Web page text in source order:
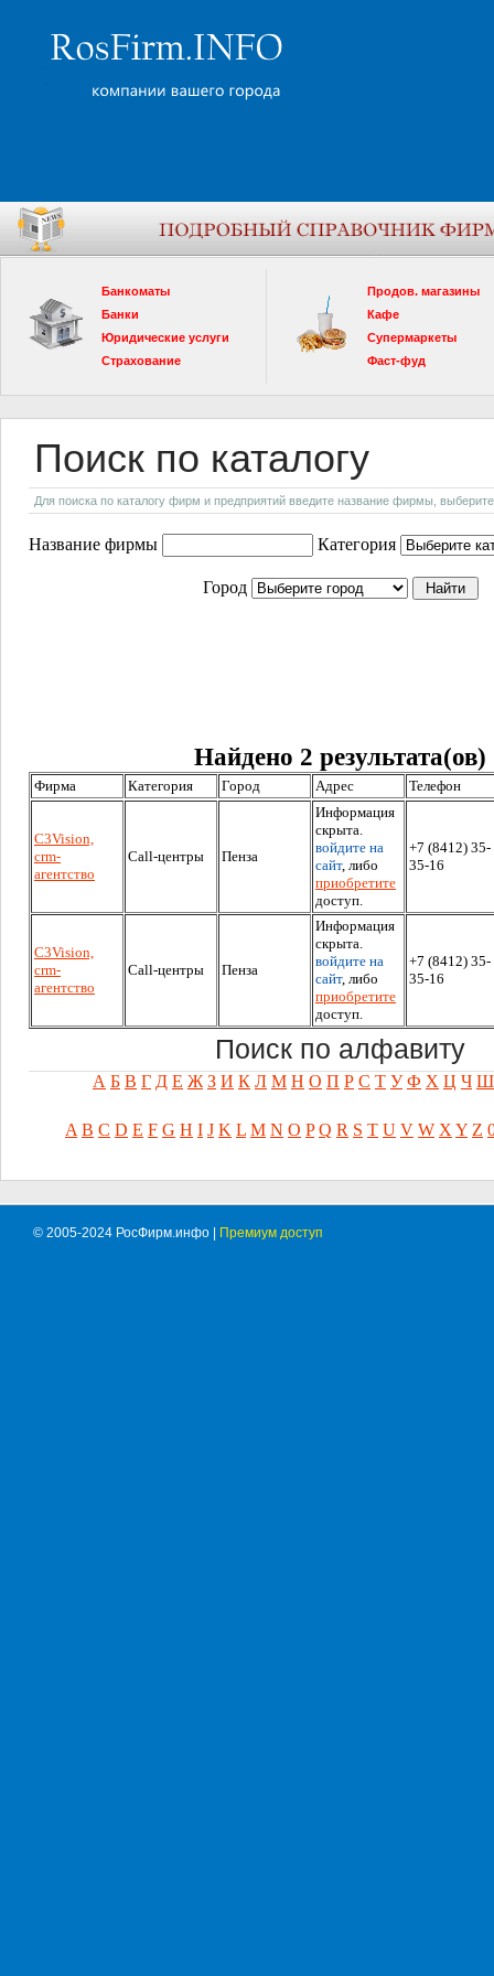
Банкоматы
Банки
Юридические услуги
Страхование
Продов. магазины
Кафе
Супермаркеты
Фаст-фуд
Поиск по каталогу
Для поиска по каталогу фирм и предприятий введите название фирмы, выберите
Название фирмы Категория
Город
Найдено 2 результата(ов)
Фирма Категория Город Адрес Телефон
C3Vision,
crm-
агентство
Call-центры Пенза
Информация
скрыта.
войдите на
сайт, либо
приобретите
доступ.
+7 (8412) 35-
35-16
C3Vision,
crm-
агентство
Call-центры Пенза
Информация
скрыта.
войдите на
сайт, либо
приобретите
доступ.
+7 (8412) 35-
35-16
Поиск по алфавиту
А Б В Г Д Е Ж З И К Л М Н О П Р С Т У Ф Х Ц Ч Ш
A B C D E F G H I J K L M N O P Q R S T U V W X Y Z
© 2005-2024 РосФирм.инфо | Премиум доступ